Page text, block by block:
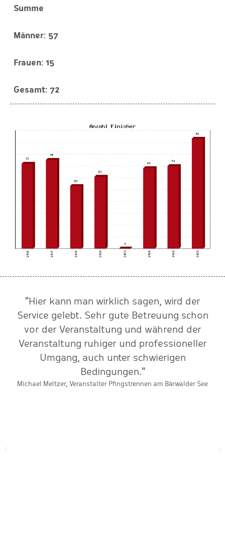
Summe
57
15
72
"Hier kann man wirklich sagen, wird der
Service gelebt. Sehr gute Betreuung schon
vor der Veranstaltung und während der
Veranstaltung ruhiger und professioneller
Umgang, auch unter schwierigen
Bedingungen."
Michael Meltzer, Veranstalter Pfingstrennen am Bärwalder See